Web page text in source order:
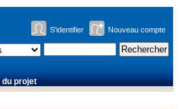
S'identifier Nouveau compte
projet